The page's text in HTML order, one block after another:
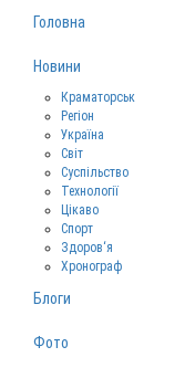
Головна
Новини
Краматорськ
Регіон
Україна
Світ
Суспільство
Технології
Цікаво
Спорт
Здоров‘я
Хронограф
Блоги
Фото